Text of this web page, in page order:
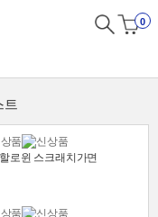
0
트
로윈 스크래치가면